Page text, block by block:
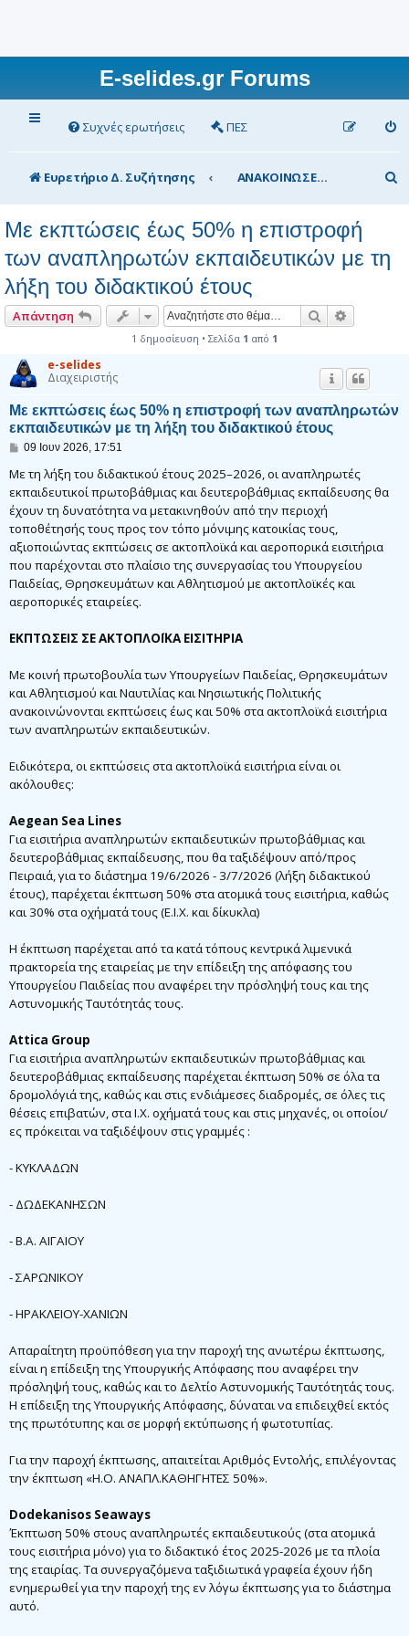
E-selides.gr Forums
Συχνές ερωτήσεις ΠΕΣ
Ευρετήριο Δ. Συζήτησης ΑΝΑΚΟΙΝΩΣΕΙΣ Υπουργείου Παιδείας
ν
Με εκπτώσεις έως 50% η επιστροφή
των αναπληρωτών εκπαιδευτικών με τη
λήξη του διδακτικού έτους
Απάντηση Αναζήτηση
1 δημοσίευση • Σελίδα 1 από 1
e-selides
Διαχειριστής
Με εκπτώσεις έως 50% η επιστροφή των αναπληρωτών
εκπαιδευτικών με τη λήξη του διδακτικού έτους
Δ
μ
σ
ί
υ
σ
η
09 Ιουν 2026, 17:51
Με τη λήξη του διδακτικού έτους 2025–2026, οι αναπληρωτές
εκπαιδευτικοί πρωτοβάθμιας και δευτεροβάθμιας εκπαίδευσης θα
έχουν τη δυνατότητα να μετακινηθούν από την περιοχή
τοποθέτησής τους προς τον τόπο μόνιμης κατοικίας τους,
αξιοποιώντας εκπτώσεις σε ακτοπλοϊκά και αεροπορικά εισιτήρια
που παρέχονται στο πλαίσιο της συνεργασίας του Υπουργείου
Παιδείας, Θρησκευμάτων και Αθλητισμού με ακτοπλοϊκές και
αεροπορικές εταιρείες.
ΕΚΠΤΩΣΕΙΣ ΣΕ ΑΚΤΟΠΛΟΪΚΑ ΕΙΣΙΤΗΡΙΑ
Με κοινή πρωτοβουλία των Υπουργείων Παιδείας, Θρησκευμάτων
και Αθλητισμού και Ναυτιλίας και Νησιωτικής Πολιτικής
ανακοινώνονται εκπτώσεις έως και 50% στα ακτοπλοϊκά εισιτήρια
των αναπληρωτών εκπαιδευτικών.
Ειδικότερα, οι εκπτώσεις στα ακτοπλοϊκά εισιτήρια είναι οι
ακόλουθες:
Aegean Sea Lines
Για εισιτήρια αναπληρωτών εκπαιδευτικών πρωτοβάθμιας και
δευτεροβάθμιας εκπαίδευσης, που θα ταξιδέψουν από/προς
Πειραιά, για το διάστημα 19/6/2026 - 3/7/2026 (λήξη διδακτικού
έτους), παρέχεται έκπτωση 50% στα ατομικά τους εισιτήρια, καθώς
και 30% στα οχήματά τους (Ε.Ι.Χ. και δίκυκλα)
Η έκπτωση παρέχεται από τα κατά τόπους κεντρικά λιμενικά
πρακτορεία της εταιρείας με την επίδειξη της απόφασης του
Υπουργείου Παιδείας που αναφέρει την πρόσληψή τους και της
Αστυνομικής Ταυτότητάς τους.
Attica Group
Για εισιτήρια αναπληρωτών εκπαιδευτικών πρωτοβάθμιας και
δευτεροβάθμιας εκπαίδευσης παρέχεται έκπτωση 50% σε όλα τα
δρομολόγιά της, καθώς και στις ενδιάμεσες διαδρομές, σε όλες τις
θέσεις επιβατών, στα Ι.Χ. οχήματά τους και στις μηχανές, οι οποίοι/
ες πρόκειται να ταξιδέψουν στις γραμμές :
- ΚΥΚΛΑΔΩΝ
- ΔΩΔΕΚΑΝΗΣΩΝ
- Β.Α. ΑΙΓΑΙΟΥ
- ΣΑΡΩΝΙΚΟΥ
- ΗΡΑΚΛΕΙΟΥ-ΧΑΝΙΩΝ
Απαραίτητη προϋπόθεση για την παροχή της ανωτέρω έκπτωσης,
είναι η επίδειξη της Υπουργικής Απόφασης που αναφέρει την
πρόσληψή τους, καθώς και το Δελτίο Αστυνομικής Ταυτότητάς τους.
Η επίδειξη της Υπουργικής Απόφασης, δύναται να επιδειχθεί εκτός
της πρωτότυπης και σε μορφή εκτύπωσης ή φωτοτυπίας.
Για την παροχή έκπτωσης, απαιτείται Αριθμός Εντολής, επιλέγοντας
την έκπτωση «Η.Ο. ΑΝΑΠΛ.ΚΑΘΗΓΗΤΕΣ 50%».
Dodekanisos Seaways
Έκπτωση 50% στους αναπληρωτές εκπαιδευτικούς (στα ατομικά
τους εισιτήρια μόνο) για το διδακτικό έτος 2025-2026 με τα πλοία
της εταιρίας. Τα συνεργαζόμενα ταξιδιωτικά γραφεία έχουν ήδη
ενημερωθεί για την παροχή της εν λόγω έκπτωσης για το διάστημα
αυτό.